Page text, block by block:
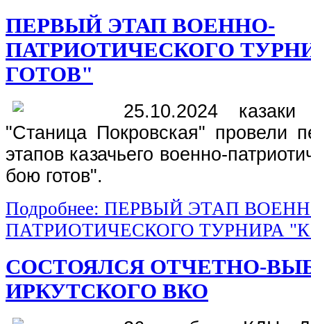
ПЕРВЫЙ ЭТАП ВОЕННО-
ПАТРИОТИЧЕСКОГО
ГОТОВ"
25.10.2024
"Станица Покровская" провели
этапов казачьего военно-
бою готов".
Подробнее: ПЕРВЫЙ ЭТАП
ПАТРИОТИЧЕСКОГО ТУРНИРА
СОСТОЯЛСЯ ОТЧЕТНО-
ИРКУТСКОГО ВКО